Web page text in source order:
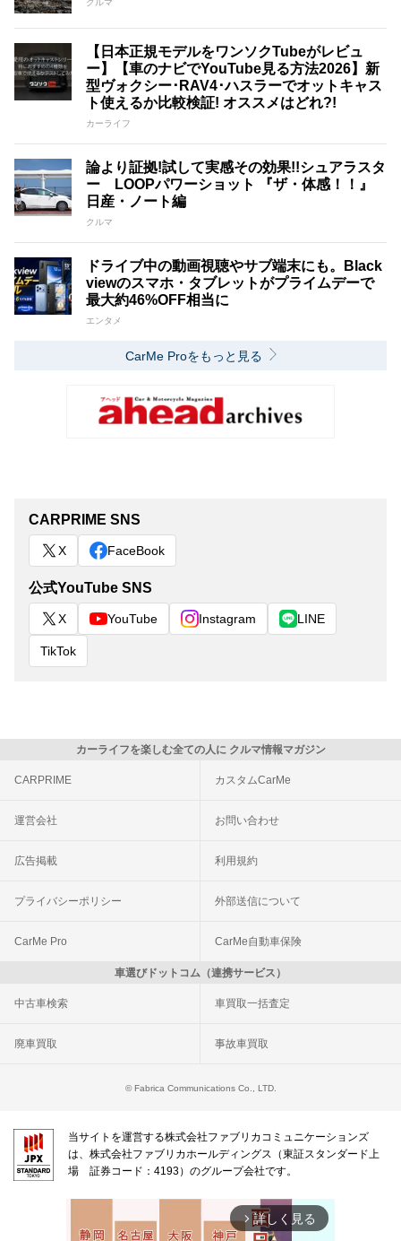
クルマ
【日本正規モデルをワンソクTubeがレビュ
ー】【車のナビでYouTube見る方法2026】新
型ヴォクシー･RAV4･ハスラーでオットキャス
ト使えるか比較検証! オススメはどれ?!
カーライフ
論より証拠!試して実感その効果!!シュアラスタ
ー LOOPパワーショット 『ザ・体感！！』
日産・ノート編
クルマ
ドライブ中の動画視聴やサブ端末にも。Black
viewのスマホ・タブレットがプライムデーで
最大約46%OFF相当に
エンタメ
CarMe Proをもっと見る
CARPRIME SNS
X FaceBook
公式YouTube SNS
X YouTube Instagram LINE
TikTok
カーライフを楽しむ全ての人に クルマ情報マガジン
CARPRIME カスタムCarMe
運営会社 お問い合わせ
広告掲載 利用規約
プライバシーポリシー 外部送信について
CarMe Pro CarMe自動車保険
車選びドットコム（連携サービス）
中古車検索 車買取一括査定
廃車買取 事故車買取
© Fabrica Communications Co., LTD.
当サイトを運営する株式会社ファブリカコミュニケーションズ
は、株式会社ファブリカホールディングス（東証スタンダード上
場 証券コード：4193）のグループ会社です。
arrow_forward_ios 詳しく見る